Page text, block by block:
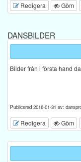
Redigera Göm
DANSBILDER
Bilder från i första hand
Publicerad 2016-01-31 av:
Redigera Göm